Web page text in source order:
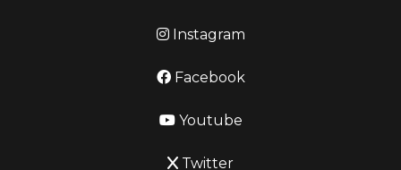
Instagram
Facebook
Youtube
Twitter